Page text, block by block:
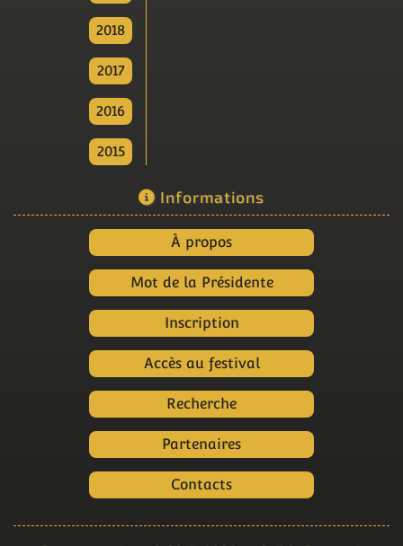
2018
2017
2016
2015
Informations
À propos
Mot de la Présidente
Inscription
Accès au festival
Recherche
Partenaires
Contacts